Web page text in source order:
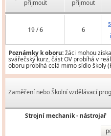
přijmout přijmout
19 / 6 6
Poznámky k oboru:žáci mohou
svářečský kurz, část OV probíhá v
oboru probíhá celá mimo sídlo školy
Zaměření nebo Školní vzdělávací
Strojní mechanik - nástrojař